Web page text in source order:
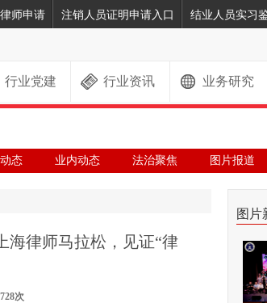
师申请 注销人员证明申请入口 结业人员实习
行业党建 行业资讯 业务研究
态 业内动态 法治聚焦 图片报道
海律师马拉松，见证“律
次
图片